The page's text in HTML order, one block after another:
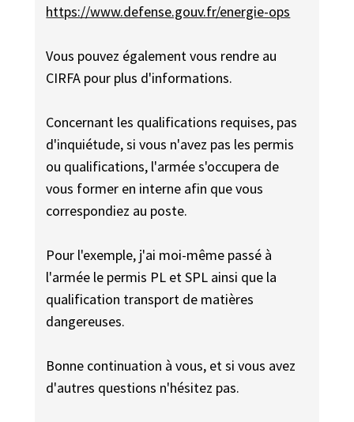
https://www.defense.gouv.fr/energie-ops
Vous pouvez également vous rendre au
CIRFA pour plus d'informations.
Concernant les qualifications requises, pas
d'inquiétude, si vous n'avez pas les permis
ou qualifications, l'armée s'occupera de
vous former en interne afin que vous
correspondiez au poste.
Pour l'exemple, j'ai moi-même passé à
l'armée le permis PL et SPL ainsi que la
qualification transport de matières
dangereuses.
Bonne continuation à vous, et si vous avez
d'autres questions n'hésitez pas.